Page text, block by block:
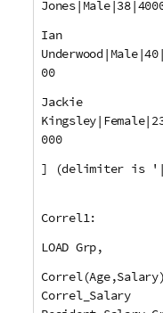
Ian
00
Jackie
000
] (delimiter is
Correl1:
LOAD Grp,
Correl_Salary